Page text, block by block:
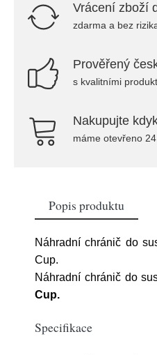
Vrácení zboží
zdarma a bez
Prověřený
s kvalitními
Nakupujte
máme otevřeno
Popis produktu
Náhradní chránič do
Cup.
Náhradní chránič do
Cup.
Specifikace